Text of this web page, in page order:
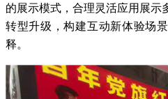
的展示模式，合理灵活应用展示
转型升级，构建互动新体验场
释。